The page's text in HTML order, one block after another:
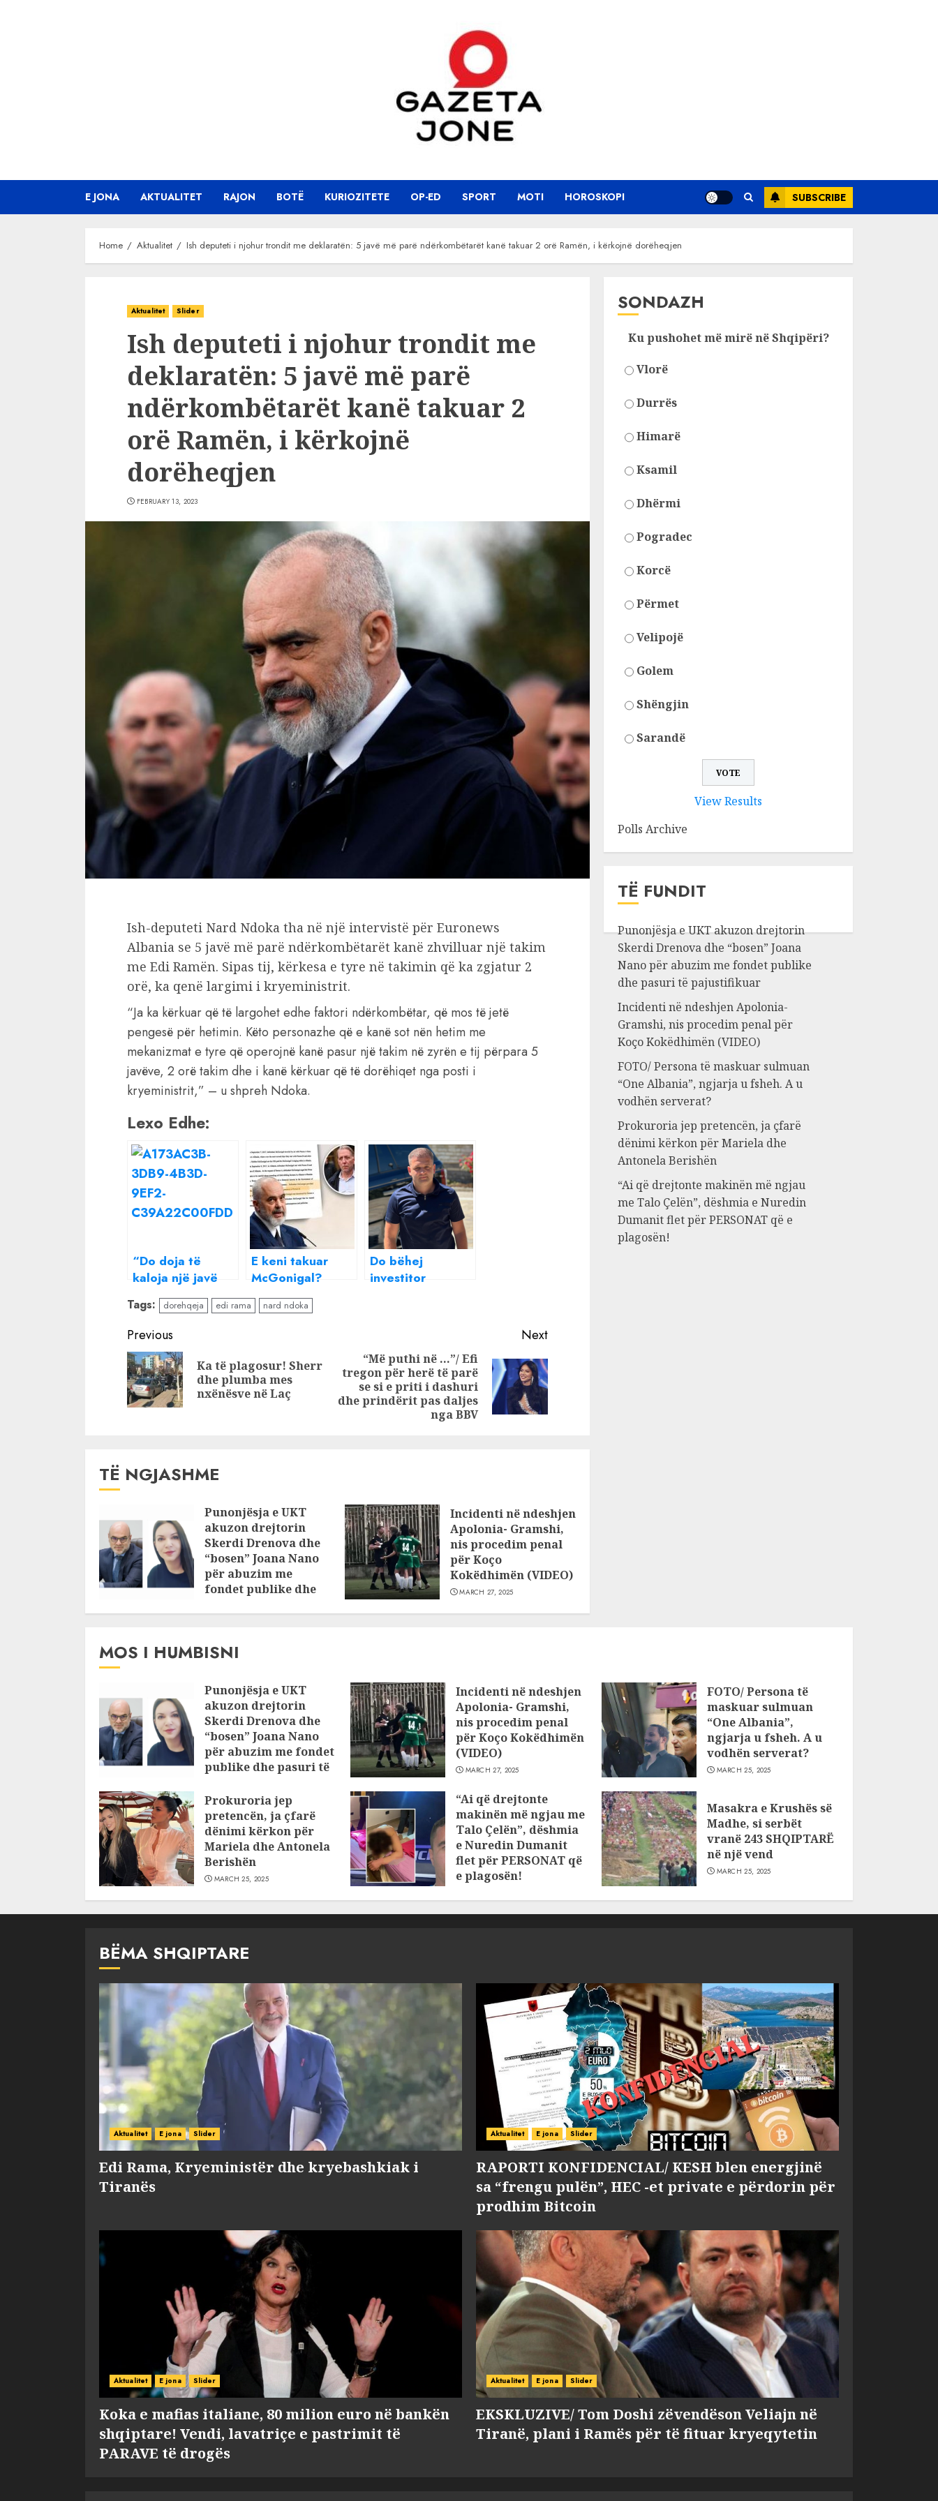
E JONA AKTUALITET RAJON BOTË KURIOZITETE OP-ED SPORT MOTI HOROSKOPI SUBSCRIBE
Home Aktualitet Ish deputeti i njohur trondit me deklaratën: 5 javë më parë ndërkombëtarët kanë takuar 2 orë Ramën, i kërkojnë dorëheqjen
Aktualitet Slider
Ish deputeti i njohur trondit me
deklaratën: 5 javë më parë
ndërkombëtarët kanë takuar 2
orë Ramën, i kërkojnë
dorëheqjen
FEBRUARY 13, 2023
Ish-deputeti Nard Ndoka tha në një intervistë për Euronews
Albania se 5 javë më parë ndërkombëtarët kanë zhvilluar një takim
me Edi Ramën. Sipas tij, kërkesa e tyre në takimin që ka zgjatur 2
orë, ka qenë largimi i kryeministrit.
“Ja ka kërkuar që të largohet edhe faktori ndërkombëtar, që mos të jetë
pengesë për hetimin. Këto personazhe që e kanë sot nën hetim me
mekanizmat e tyre që operojnë kanë pasur një takim në zyrën e tij përpara 5
javëve, 2 orë takim dhe i kanë kërkuar që të dorëhiqet nga posti i
kryeministrit,” – u shpreh Ndoka.
Lexo Edhe:
“Do doja të
kaloja një javë
me gjithë ish-të
dashurit e mi”/
Moderatorja e
njohur habit me
deklaratën: Kam
tentuar…
E keni takuar
McGonigal?
Deputeti i PD
pyet Peleshin!
mëkat, por…
Do bëhej
investitor
Ramën!
Tags: dorehqeja edi rama nard ndoka
Continue
Reading
Previous
Previous
post:
Ka të plagosur! Sherr
dhe plumba mes
nxënësve në Laç
Next
Next
post:
“Më puthi në …”/ Efi
tregon për herë të parë
se si e priti i dashuri
dhe prindërit pas daljes
nga BBV
TË NGJASHME
Punonjësja e UKT
akuzon drejtorin
Skerdi Drenova dhe
“bosen” Joana Nano
për abuzim me
fondet publike dhe
Incidenti në ndeshjen
Apolonia- Gramshi,
nis procedim penal
për Koço
Kokëdhimën (VIDEO)
MARCH 27, 2025
SONDAZH
Ku pushohet më mirë në Shqipëri?
Vlorë
Durrës
Himarë
Ksamil
Dhërmi
Pogradec
Korcë
Përmet
Velipojë
Golem
Shëngjin
Sarandë
View Results
Polls Archive
TË FUNDIT
Punonjësja e UKT akuzon drejtorin
Skerdi Drenova dhe “bosen” Joana
Nano për abuzim me fondet publike
dhe pasuri të pajustifikuar
Incidenti në ndeshjen Apolonia-
Gramshi, nis procedim penal për
Koço Kokëdhimën (VIDEO)
FOTO/ Persona të maskuar sulmuan
“One Albania”, ngjarja u fsheh. A u
vodhën serverat?
Prokuroria jep pretencën, ja çfarë
dënimi kërkon për Mariela dhe
Antonela Berishën
“Ai që drejtonte makinën më ngjau
me Talo Çelën”, dëshmia e Nuredin
Dumanit flet për PERSONAT që e
plagosën!
MOS I HUMBISNI
Punonjësja e UKT
akuzon drejtorin
Skerdi Drenova dhe
“bosen” Joana Nano
për abuzim me fondet
publike dhe pasuri të
JULY 24, 2025
Incidenti në ndeshjen
Apolonia- Gramshi,
nis procedim penal
për Koço Kokëdhimën
(VIDEO)
MARCH 27, 2025
FOTO/ Persona të
maskuar sulmuan
“One Albania”,
ngjarja u fsheh. A u
vodhën serverat?
MARCH 25, 2025
Prokuroria jep
pretencën, ja çfarë
dënimi kërkon për
Mariela dhe Antonela
Berishën
MARCH 25, 2025
“Ai që drejtonte
makinën më ngjau me
Talo Çelën”, dëshmia
e Nuredin Dumanit
flet për PERSONAT që
e plagosën!
Masakra e Krushës së
Madhe, si serbët
vranë 243 SHQIPTARË
në një vend
MARCH 25, 2025
BËMA SHQIPTARE
Aktualitet E jona Slider
Edi Rama, Kryeministër dhe kryebashkiak i
Tiranës
Aktualitet E jona Slider
RAPORTI KONFIDENCIAL/ KESH blen energjinë
sa “frengu pulën”, HEC -et private e përdorin për
prodhim Bitcoin
Aktualitet E jona Slider
Koka e mafias italiane, 80 milion euro në bankën
shqiptare! Vendi, lavatriçe e pastrimit të
PARAVE të drogës
Aktualitet E jona Slider
EKSKLUZIVE/ Tom Doshi zëvendëson Veliajn në
Tiranë, plani i Ramës për të fituar kryeqytetin